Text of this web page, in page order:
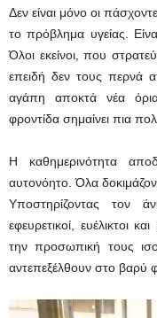
Δεν είναι μόνο οι
το πρόβλημα υγείας.
Όλοι εκείνοι, που
επειδή δεν τους περνά
αγάπη αποκτά νέα
φροντίδα σημαίνει πια
Η καθημερινότητα
αυτονόητο. Όλα
Υποστηρίζοντας τον
εφευρετικοί, ευέλικτοι
την προσωπική τους
αντεπεξέλθουν στο βαρύ